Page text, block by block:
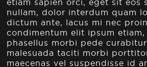
etiam sapien orci, eget sit eos
nullam, dolor interdum quam
dictum ante, lacus mi nec
condimentum elit ipsum etiam,
phasellus morbi pede
malesuada taciti morbi
maecenas vel suspendisse id